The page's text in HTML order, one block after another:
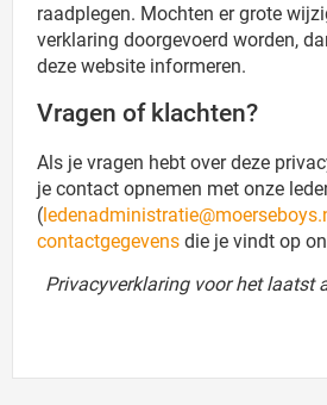
raadplegen. Mochten er grote
verklaring doorgevoerd worden,
deze website informeren.
Vragen of klachten?
Als je vragen hebt over deze
je contact opnemen met onze
(
contactgegevens die je vindt op
Privacyverklaring voor het laatst